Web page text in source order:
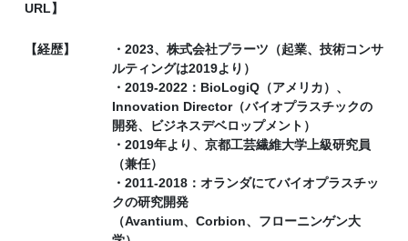
URL】
【経歴】
・2023、株式会社プラーツ（起業、技術コンサ
ルティングは2019より）
・2019-2022：BioLogiQ（アメリカ）、
Innovation Director（バイオプラスチックの
開発、ビジネスデベロップメント）
・2019年より、京都工芸繊維大学上級研究員
（兼任）
・2011-2018：オランダにてバイオプラスチッ
クの研究開発
（Avantium、Corbion、フローニンゲン大